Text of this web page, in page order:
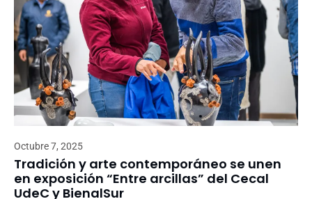
Octubre 7, 2025
Tradición y arte contemporáneo se unen
en exposición “Entre arcillas” del Cecal
UdeC y BienalSur